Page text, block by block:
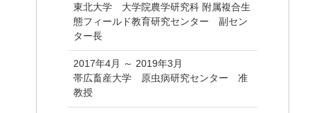
東北大学 大学院農学研究科 附属複合生
態フィールド教育研究センター 副セン
ター長
2017年4月 ～ 2019年3月
帯広畜産大学 原虫病研究センター 准
教授